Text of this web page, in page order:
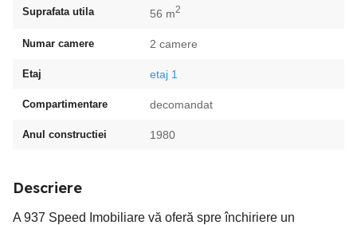
Suprafata utila 56 m2
Numar camere 2 camere
Etaj etaj 1
Compartimentare decomandat
Anul constructiei 1980
Descriere
A 937 Speed Imobiliare vă oferă spre închiriere un